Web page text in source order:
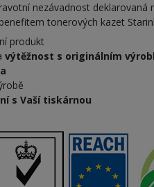
nezávadnost deklarovaná
tonerových kazet
produkt
výtěžnost s originálním
s Vaší tiskárnou